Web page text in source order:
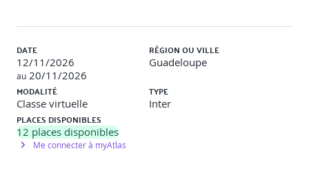
DATE
12/11/2026
au 20/11/2026
RÉGION OU VILLE
Guadeloupe
MODALITÉ
Classe virtuelle
TYPE
Inter
PLACES DISPONIBLES
12 places disponibles
Me connecter à myAtlas